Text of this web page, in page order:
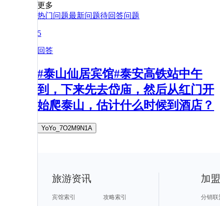
更多
热门问题最新问题待回答问题
5
回答
#泰山仙居宾馆#泰安高铁站中午
到，下来先去岱庙，然后从红门开
始爬泰山，估计什么时候到酒店？
YoYo_7O2M9N1A
旅游资讯
宾馆索引
攻略索引
加
分销联